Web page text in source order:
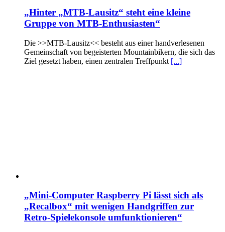
„Hinter „MTB-Lausitz“ steht eine kleine
Gruppe von MTB-Enthusiasten“
Die >>MTB-Lausitz<< besteht aus einer handverlesenen
Gemeinschaft von begeisterten Mountainbikern, die sich das
Ziel gesetzt haben, einen zentralen Treffpunkt [...]
„Mini-Computer Raspberry Pi lässt sich als
„Recalbox“ mit wenigen Handgriffen zur
Retro-Spielekonsole umfunktionieren“